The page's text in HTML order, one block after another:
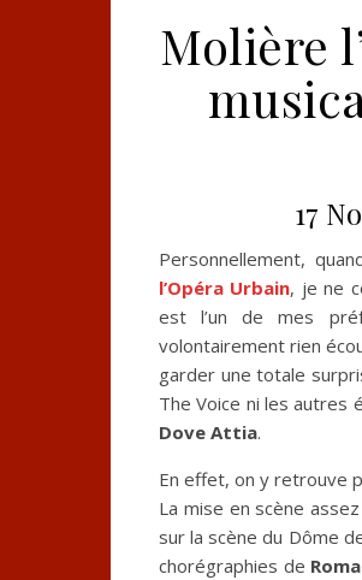
Molière
17
Personnellement,
l’Opéra Urbain, je ne
est l’un de mes
volontairement rien
garder une totale
The Voice ni les autres
Dove Attia.
En effet, on y retrouve
La mise en scène
sur la scène du Dôme
chorégraphies de